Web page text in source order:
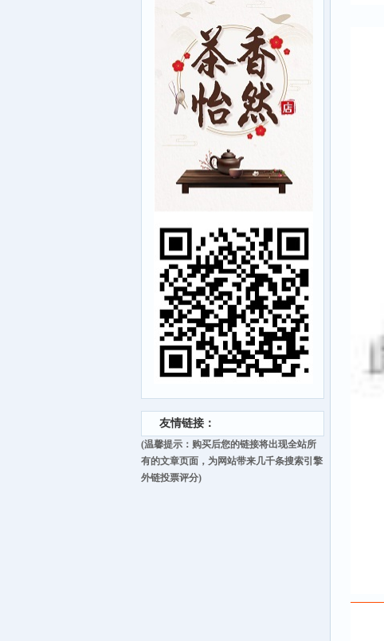
友情链接：
(温馨提示：购买后您的链接将出现全站所
有的文章页面，为网站带来几千条搜索引擎
外链投票评分)